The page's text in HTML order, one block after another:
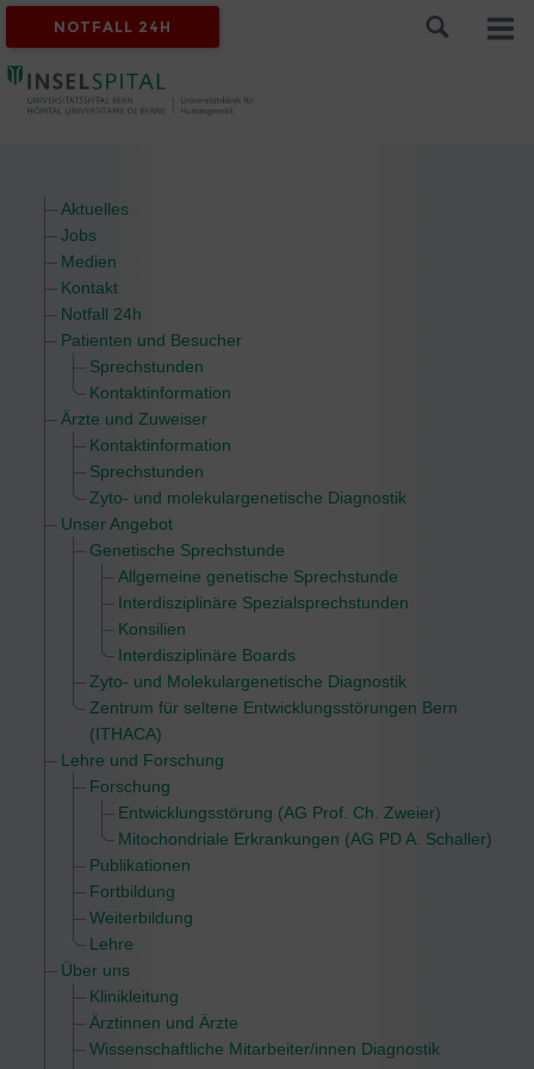
NOTFALL 24H
Aktuelles
Jobs
Medien
Kontakt
Notfall 24h
Patienten und Besucher
Sprechstunden
Kontaktinformation
Ärzte und Zuweiser
Kontaktinformation
Sprechstunden
Zyto- und molekulargenetische Diagnostik
Unser Angebot
Genetische Sprechstunde
Allgemeine genetische Sprechstunde
Interdisziplinäre Spezialsprechstunden
Konsilien
Interdisziplinäre Boards
Zyto- und Molekulargenetische Diagnostik
Zentrum für seltene Entwicklungsstörungen Bern
(ITHACA)
Lehre und Forschung
Forschung
Entwicklungsstörung (AG Prof. Ch. Zweier)
Mitochondriale Erkrankungen (AG PD A. Schaller)
Publikationen
Fortbildung
Weiterbildung
Lehre
Über uns
Klinikleitung
Ärztinnen und Ärzte
Wissenschaftliche Mitarbeiter/innen Diagnostik